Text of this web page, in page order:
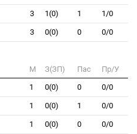
3 1(0) 1 1/0
3 0(0) 0 0/0
M З(ЗП) Пас
Пр/У
1 0(0) 0 0/0
1 0(0) 1 0/0
1 0(0) 0 0/0